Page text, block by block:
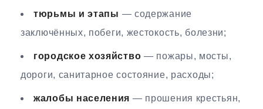
тюрьмы и этапы — содержание
заключённых, побеги, жестокость, болезни;
городское хозяйство — пожары, мосты,
дороги, санитарное состояние, расходы;
жалобы населения — прошения крестьян,